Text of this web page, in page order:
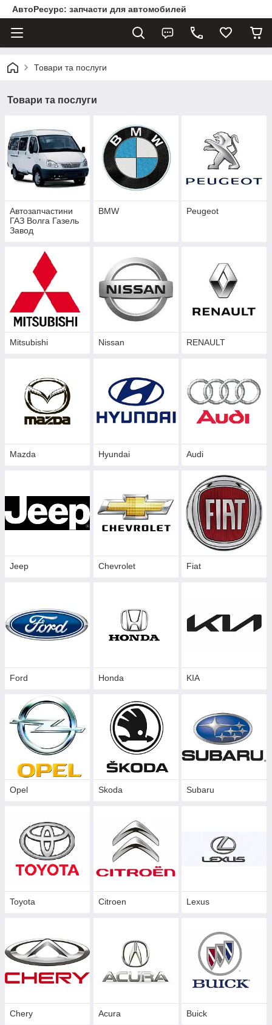
АвтоРесурс: запчасти для автомобилей
Товари та послуги
Товари та послуги
Автозапчастини
ГАЗ Волга Газель
Завод
BMW Peugeot
Mitsubishi Nissan RENAULT
Mazda Hyundai Audi
Jeep Chevrolet Fiat
Ford Honda KIA
Opel Skoda Subaru
Toyota Citroen Lexus
Chery Acura Buick